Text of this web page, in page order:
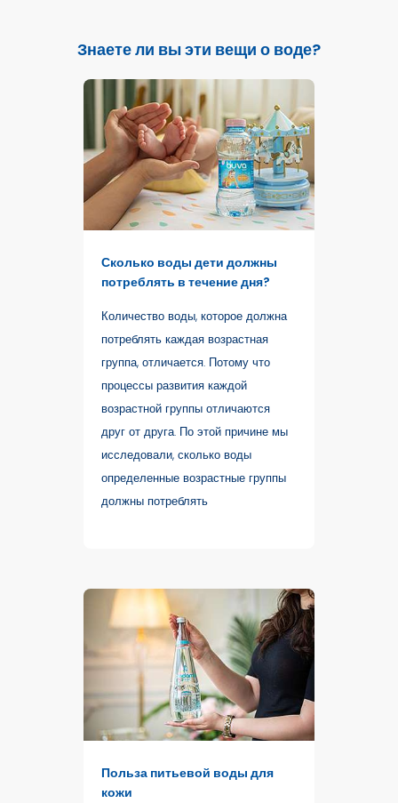
Знаете ли вы эти вещи о воде?
Сколько воды дети должны
потреблять в течение дня?
Количество воды, которое должна
потреблять каждая возрастная
группа, отличается. Потому что
процессы развития каждой
возрастной группы отличаются
друг от друга. По этой причине мы
исследовали, сколько воды
определенные возрастные группы
должны потреблять
Польза питьевой воды для
кожи